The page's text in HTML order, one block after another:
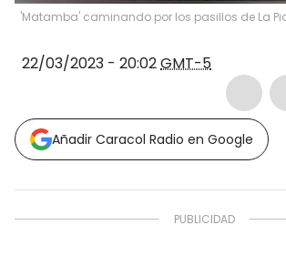
'Matamba' caminando por los pasillos de La
22/03/2023 - 20:02GMT-5
Añadir Caracol Radio en Google